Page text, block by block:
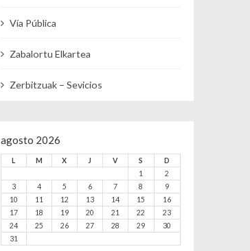
Vía Pública
Zabalortu Elkartea
Zerbitzuak – Sevicios
agosto 2026
L M X J V S
D
1
2
3
4 5 6 7 8
9
10
11 12 13 14 15
16
17
18 19 20 21 22
23
24
25 26 27 28 29
30
31